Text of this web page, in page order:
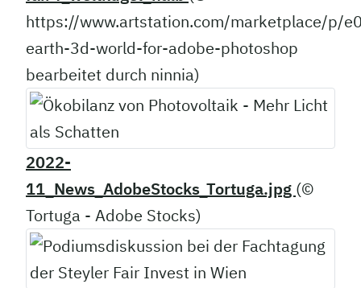
https://www.artstation.com/marketplace/p/
earth-3d-world-for-adobe-photoshop
bearbeitet durch ninnia)
2022-
11_News_AdobeStocks_Tortuga.jpg (©
Tortuga - Adobe Stocks)